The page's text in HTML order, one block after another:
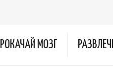
ПРОКАЧАЙ МОЗГ